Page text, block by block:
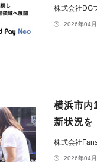
株式会社DG
2026年04
横浜市内
新状況を
株式会社
2026年04